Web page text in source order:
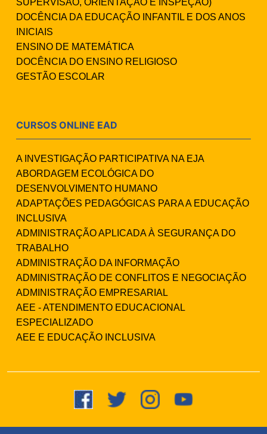
SUPERVISÃO, ORIENTAÇÃO E INSPEÇÃO)
DOCÊNCIA DA EDUCAÇÃO INFANTIL E DOS ANOS
INICIAIS
ENSINO DE MATEMÁTICA
DOCÊNCIA DO ENSINO RELIGIOSO
GESTÃO ESCOLAR
CURSOS ONLINE EAD
A INVESTIGAÇÃO PARTICIPATIVA NA EJA
ABORDAGEM ECOLÓGICA DO
DESENVOLVIMENTO HUMANO
ADAPTAÇÕES PEDAGÓGICAS PARA A EDUCAÇÃO
INCLUSIVA
ADMINISTRAÇÃO APLICADA À SEGURANÇA DO
TRABALHO
ADMINISTRAÇÃO DA INFORMAÇÃO
ADMINISTRAÇÃO DE CONFLITOS E NEGOCIAÇÃO
ADMINISTRAÇÃO EMPRESARIAL
AEE - ATENDIMENTO EDUCACIONAL
ESPECIALIZADO
AEE E EDUCAÇÃO INCLUSIVA